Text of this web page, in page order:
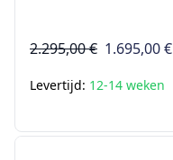
2.295,00 € 1.695,00 €
Levertijd: 12-14 weken